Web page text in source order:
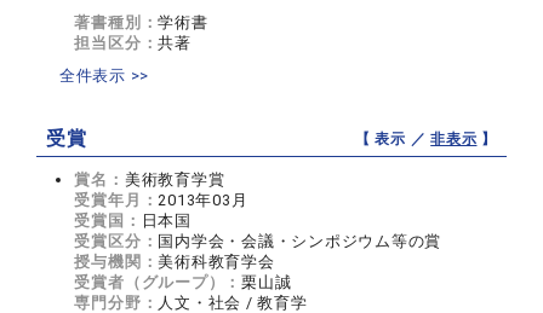
著書種別：学術書
担当区分：共著
全件表示 >>
受賞 【 表示 ／非表示 】
賞名： 美術教育学賞
受賞年月： 2013年03月
受賞国： 日本国
受賞区分： 国内学会・会議・シンポジウム等の賞
授与機関：美術科教育学会
受賞者（グループ）：栗山誠
専門分野： 人文・社会 / 教育学